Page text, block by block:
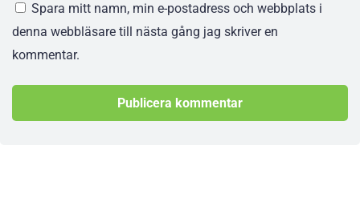
Spara mitt namn, min e-postadress och webbplats i
denna webbläsare till nästa gång jag skriver en
kommentar.